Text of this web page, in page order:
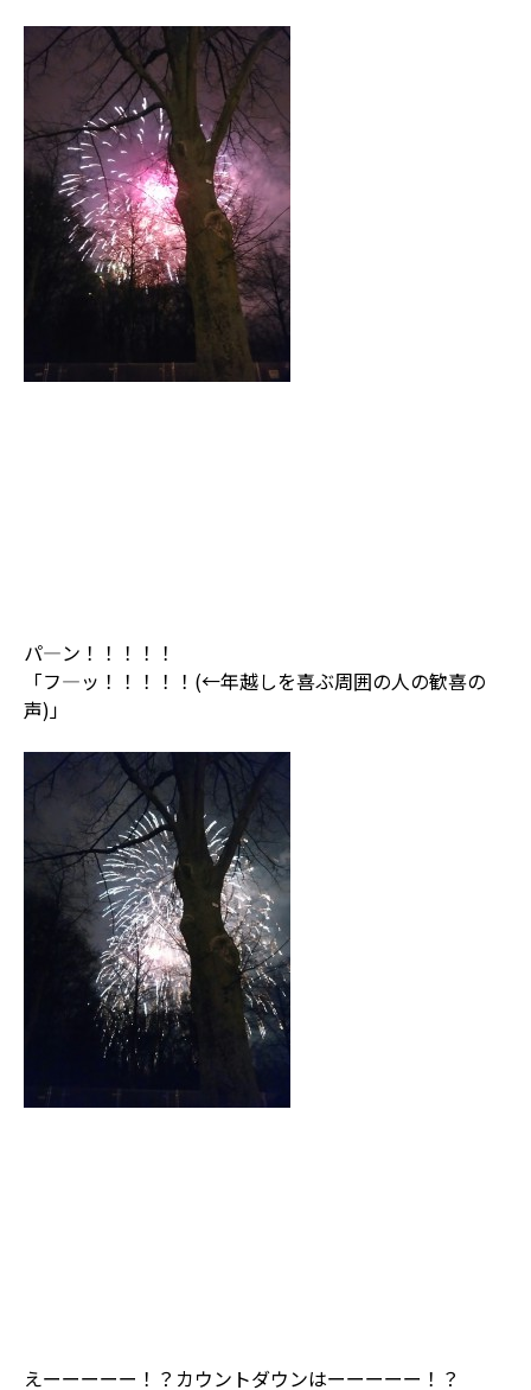
パ――――――――――ン！！！！！
「フ―――――――ッ！！！！！(←年越しを喜ぶ周囲の人の歓喜の
声)」
えーーーーー！？カウントダウンはーーーーー！？